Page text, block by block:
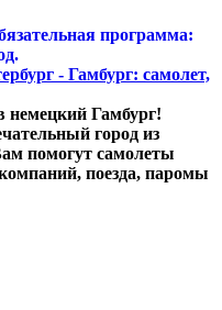
- Гамбург: самолет,
немецкий Гамбург!
город из
помогут самолеты
поезда, паромы